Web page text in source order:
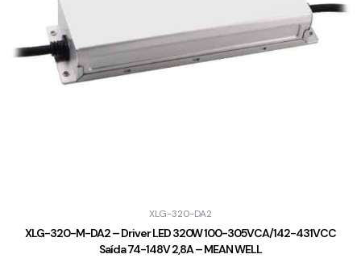
XLG-320-DA2
XLG-320-M-DA2 – Driver LED 320W 100-305VCA/142-431VCC
Saída 74-148V 2,8A – MEAN WELL